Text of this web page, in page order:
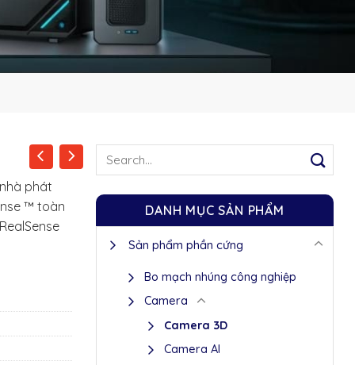
Search
DANH MỤC SẢN PHẨM
Sản phẩm phần cứng
Bo mạch nhúng công nghiệp
Camera
Camera 3D
Camera AI
phát
™ toàn